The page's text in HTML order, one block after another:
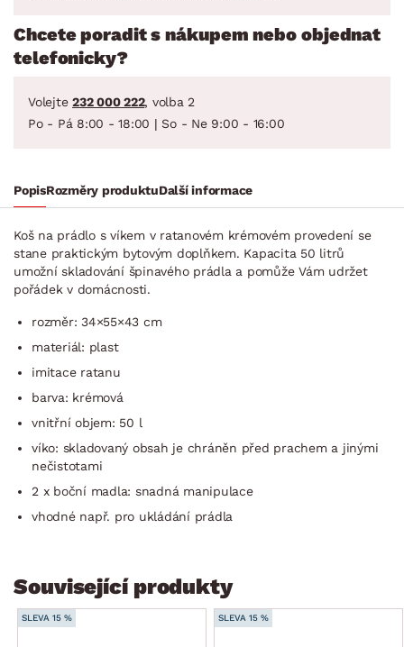
Chcete poradit s nákupem nebo objednat
telefonicky?
Volejte 232 000 222, volba 2
Po - Pá 8:00 - 18:00 | So - Ne 9:00 - 16:00
PopisRozměry produktuDalší informace
Koš na prádlo s víkem v ratanovém krémovém provedení se
stane praktickým bytovým doplňkem. Kapacita 50 litrů
umožní skladování špinavého prádla a pomůže Vám udržet
pořádek v domácnosti.
rozměr: 34×55×43 cm
materiál: plast
imitace ratanu
barva: krémová
vnitřní objem: 50 l
víko: skladovaný obsah je chráněn před prachem a jinými
nečistotami
2 x boční madla: snadná manipulace
vhodné např. pro ukládání prádla
Související produkty
SLEVA 15 % SLEVA 15 %